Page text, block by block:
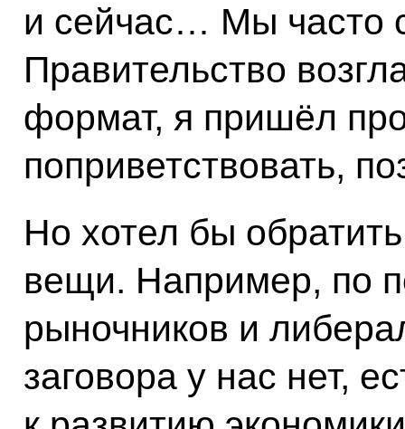
и сейчас… Мы часто
Правительство
формат, я пришёл
поприветствовать,
Но хотел бы
вещи. Например, по
рыночников и
заговора у нас нет,